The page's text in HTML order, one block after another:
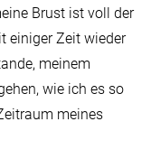
Brust ist voll der
einiger Zeit wieder
meinem
wie ich es so
meines